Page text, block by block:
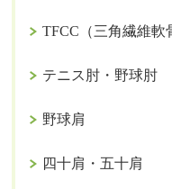
TFCC（三角繊維軟
テニス肘・野球肘
野球肩
四十肩・五十肩